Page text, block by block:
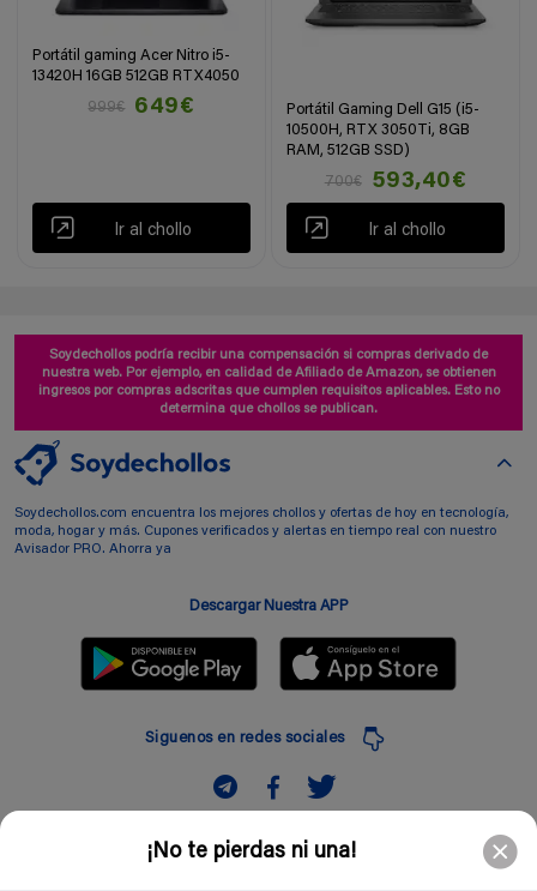
¡No te pierdas ni una!
Portátil gaming Acer Nitro i5-
13420H 16GB 512GB RTX4050
999€
649€
Ir al chollo
Portátil Gaming Dell G15 (i5-
10500H, RTX 3050Ti, 8GB
RAM, 512GB SSD)
700€
593,40€
Ir al chollo
Soydechollos podría recibir una compensación si compras derivado de
nuestra web. Por ejemplo, en calidad de Afiliado de Amazon, se obtienen
ingresos por compras adscritas que cumplen requisitos aplicables. Esto no
determina que chollos se publican.
Soydechollos.com encuentra los mejores chollos y ofertas de hoy en tecnología,
moda, hogar y más. Cupones verificados y alertas en tiempo real con nuestro
Avisador PRO. Ahorra ya
Descargar Nuestra APP
Siguenos en redes sociales
Suscribir